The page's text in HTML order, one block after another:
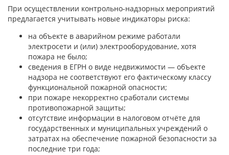
При осуществлении контрольно-надзорных мероприятий
предлагается учитывать новые индикаторы риска:
на объекте в аварийном режиме работали
электросети и (или) электрооборудование, хотя
пожара не было;
сведения в ЕГРН о виде недвижимости — объекте
надзора не соответствуют его фактическому классу
функциональной пожарной опасности;
при пожаре некорректно сработали системы
противопожарной защиты;
отсутствие информации в налоговом отчёте для
государственных и муниципальных учреждений о
затратах на обеспечение пожарной безопасности за
последние три года;